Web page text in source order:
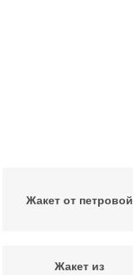
Жакет от петровой
Жакет из